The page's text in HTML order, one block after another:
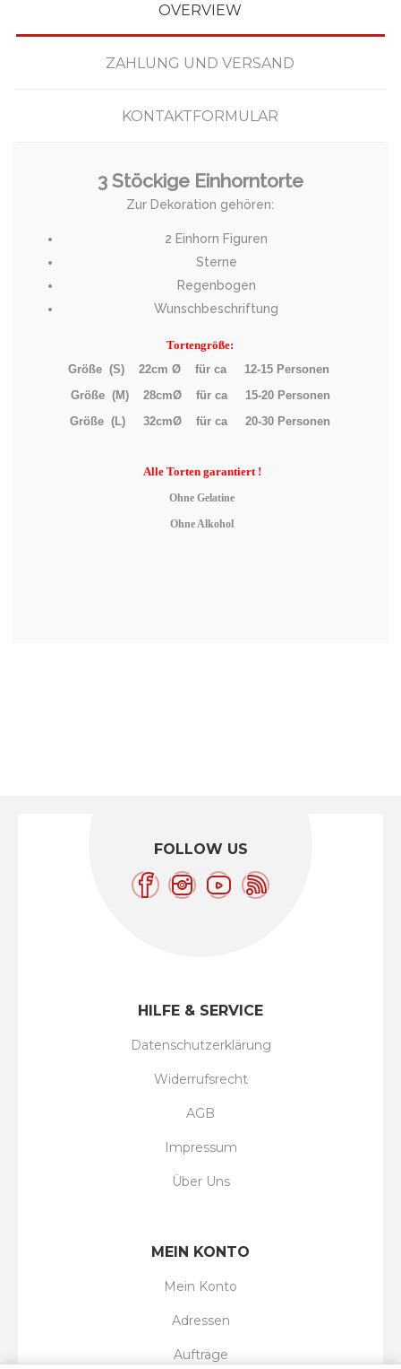
OVERVIEW
ZAHLUNG UND VERSAND
KONTAKTFORMULAR
3 Stöckige Einhorntorte
Zur Dekoration gehören:
2 Einhorn Figuren
Sterne
Regenbogen
Wunschbeschriftung
Tortengröße:
Größe (S) 22cm Ø für ca 12-15 Personen
Größe (M) 28cmØ für ca 15-20 Personen
Größe (L) 32cmØ für ca 20-30 Personen
AlleTorten garantiert !
Ohne Gelatine
Ohne Alkohol
FOLLOW US
HILFE & SERVICE
Datenschutzerklärung
Widerrufsrecht
AGB
Impressum
Über Uns
MEIN KONTO
Mein Konto
Adressen
Aufträge